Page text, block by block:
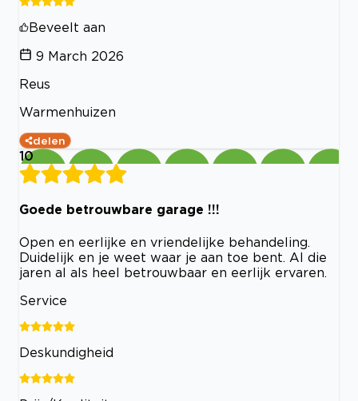
Beveelt aan
9 March 2026
Reus
Warmenhuizen
delen
10
Goede betrouwbare garage !!!
Open en eerlijke en vriendelijke behandeling.
Duidelijk en je weet waar je aan toe bent. Al die
jaren al als heel betrouwbaar en eerlijk ervaren.
Service
Deskundigheid